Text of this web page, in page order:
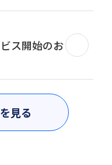
ス開始のお
見る